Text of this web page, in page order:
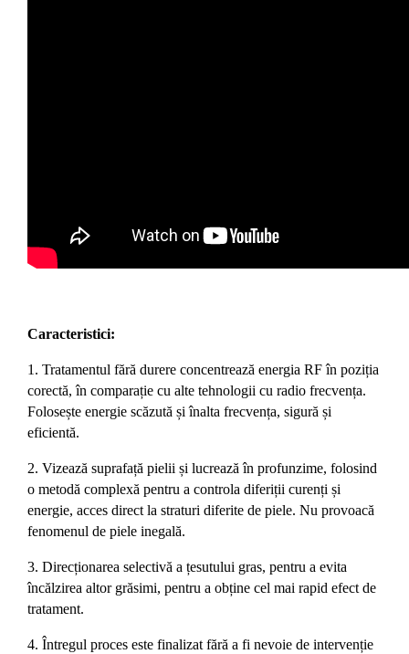
Caracteristici:
1. Tratamentul fără durere concentrează energia RF în poziția
corectă, în comparație cu alte tehnologii cu radio frecvența.
Folosește energie scăzută și înalta frecvența, sigură și
eficientă.
2. Vizează suprafață pielii și lucrează în profunzime, folosind
o metodă complexă pentru a controla diferiții curenți și
energie, acces direct la straturi diferite de piele. Nu provoacă
fenomenul de piele inegală.
3. Direcționarea selectivă a țesutului gras, pentru a evita
încălzirea altor grăsimi, pentru a obține cel mai rapid efect de
tratament.
4. Întregul proces este finalizat fără a fi nevoie de intervenție